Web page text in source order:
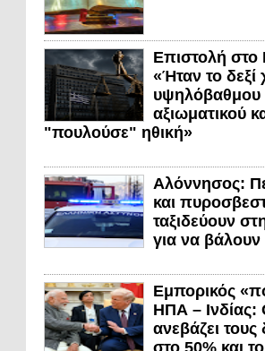
Επιστολή
«Ήταν το δεξί
υψηλόβαθμου
αξιωματικού
"πουλούσε" ηθική»
Αλόννησος:
και
ταξιδεύουν
για να βάλουν
Εμπορικός
ΗΠΑ –
ανεβάζει